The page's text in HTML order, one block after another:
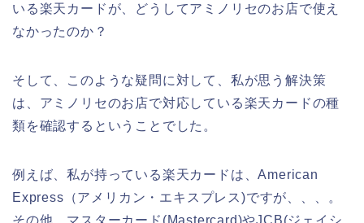
いる楽天カードが、どうしてアミノリセのお店で使え
なかったのか？
そして、このような疑問に対して、私が思う解決策
は、アミノリセのお店で対応している楽天カードの種
類を確認するということでした。
例えば、私が持っている楽天カードは、American
Express（アメリカン・エキスプレス)ですが、、、。
その他、マスターカード(Mastercard)やJCB(ジェイシ